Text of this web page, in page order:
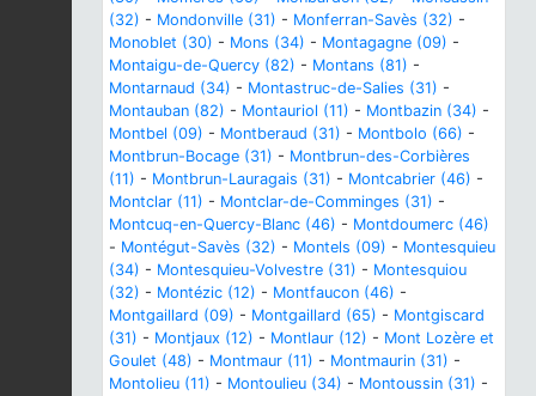
(32) - Mondonville (31) - Monferran-Savès (32) -
Monoblet (30) - Mons (34) - Montagagne (09) -
Montaigu-de-Quercy (82) - Montans (81) -
Montarnaud (34) - Montastruc-de-Salies (31) -
Montauban (82) - Montauriol (11) - Montbazin (34) -
Montbel (09) - Montberaud (31) - Montbolo (66) -
Montbrun-Bocage (31) - Montbrun-des-Corbières
(11) - Montbrun-Lauragais (31) - Montcabrier (46) -
Montclar (11) - Montclar-de-Comminges (31) -
Montcuq-en-Quercy-Blanc (46) - Montdoumerc (46)
- Montégut-Savès (32) - Montels (09) - Montesquieu
(34) - Montesquieu-Volvestre (31) - Montesquiou
(32) - Montézic (12) - Montfaucon (46) -
Montgaillard (09) - Montgaillard (65) - Montgiscard
(31) - Montjaux (12) - Montlaur (12) - Mont Lozère et
Goulet (48) - Montmaur (11) - Montmaurin (31) -
Montolieu (11) - Montoulieu (34) - Montoussin (31) -